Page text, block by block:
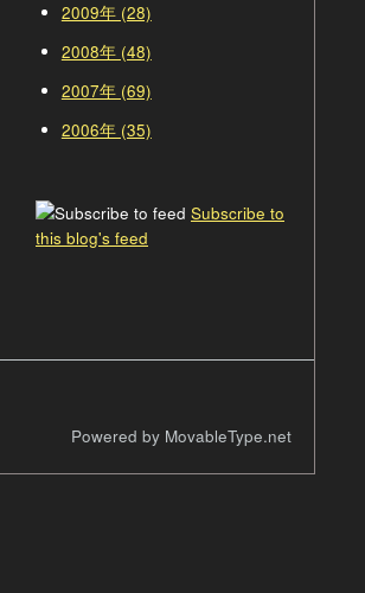
2009年 (28)
2008年 (48)
2007年 (69)
2006年 (35)
Subscribe to
this blog's feed
Powered by MovableType.net